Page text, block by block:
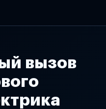
вызов